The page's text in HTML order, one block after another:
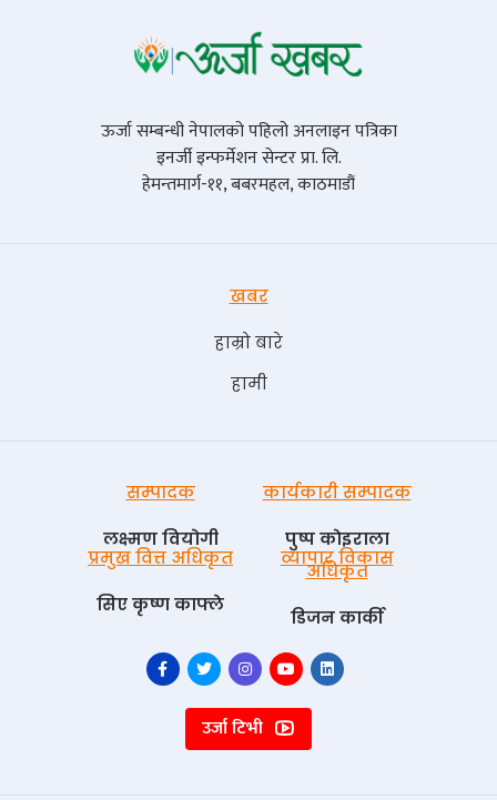
ऊर्जा सम्बन्धी नेपालको पहिलो अनलाइन पत्रिका
इनर्जी इन्फर्मेशन सेन्टर प्रा. लि.
हेमन्तमार्ग-११, बबरमहल, काठमाडौं
खबर
हाम्रो बारे
हामी
सम्पादक
लक्ष्मण वियोगी
कार्यकारी सम्पादक
पुष्प काेइराला
प्रमुख वित्त अधिकृत
सिए कृष्ण काफ्ले
व्यापार विकास
अधिकृत
डिजन कार्की
उर्जा टिभी